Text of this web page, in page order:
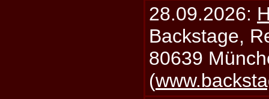
28.09.2026:
Backstage,
80639
(